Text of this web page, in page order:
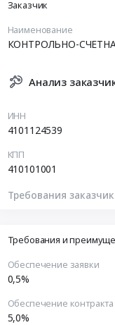
Заказчик
Наименование
КОНТРОЛЬНО-
Анализ
ИНН
4101124539
КПП
410101001
Требования
Требования и
Обеспечение заявки
0,5%
Обеспечение контракта
5,0%